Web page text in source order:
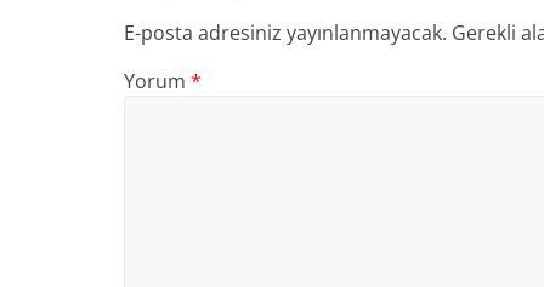
E-posta adresiniz yayınlanmayacak. Gerekli
Yorum *